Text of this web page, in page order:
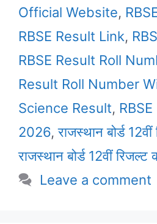
Official Website,
RBSE Result Link,
RBSE Result Roll
Result Roll Number
Science Result,
2026,राजस्थान बोर्ड
राजस्थान बोर्ड 12वीं रिजल्ट
Leave a comment